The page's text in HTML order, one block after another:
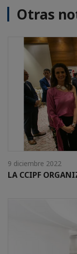
Otras
9 diciembre 2022
LA CCIPF